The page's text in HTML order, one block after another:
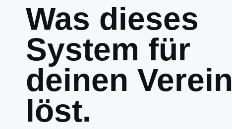
Was dieses
System für
deinen Verein
löst.